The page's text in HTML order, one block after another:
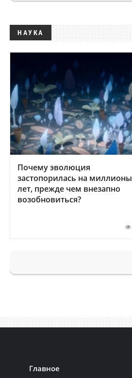
НАУКА
Почему эволюция
застопорилась на миллионы
лет, прежде чем внезапно
возобновиться?
Главное